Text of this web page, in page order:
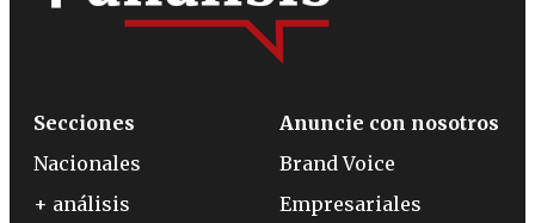
Secciones
Nacionales
+ análisis
Anuncie con nosotros
Brand Voice
Empresariales